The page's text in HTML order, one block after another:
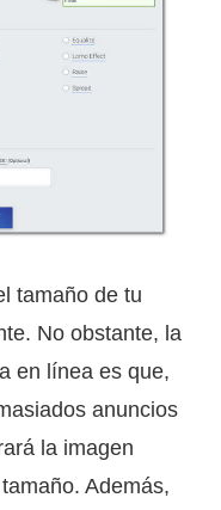
tamaño de tu
No obstante, la
en línea es que,
anuncios
la imagen
Además,